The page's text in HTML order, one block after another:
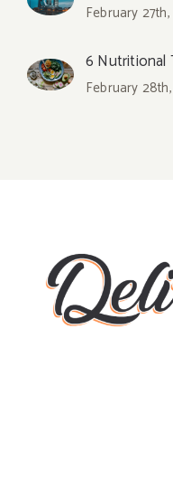
February
6 Nutritional
February